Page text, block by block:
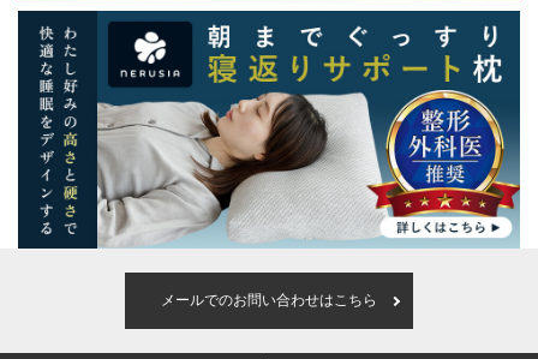
メールでのお問い合わせはこちら